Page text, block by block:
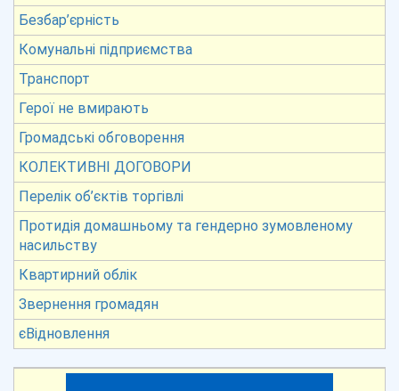
Безбар’єрність
Комунальні підприємства
Транспорт
Герої не вмирають
Громадські обговорення
КОЛЕКТИВНІ ДОГОВОРИ
Перелік об’єктів торгівлі
Протидія домашньому та гендерно зумовленому
насильству
Квартирний облік
Звернення громадян
єВідновлення